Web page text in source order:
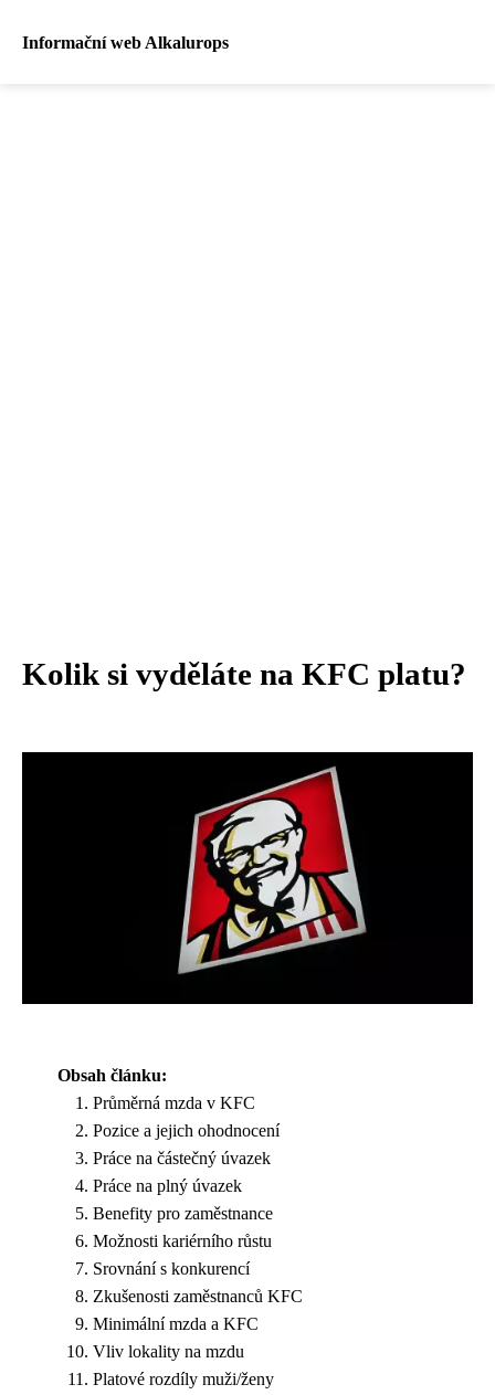
Informační web Alkalurops
Kolik si vyděláte na KFC platu?
Obsah článku:
Průměrná mzda v KFC
Pozice a jejich ohodnocení
Práce na částečný úvazek
Práce na plný úvazek
Benefity pro zaměstnance
Možnosti kariérního růstu
Srovnání s konkurencí
Zkušenosti zaměstnanců KFC
Minimální mzda a KFC
Vliv lokality na mzdu
Platové rozdíly muži/ženy